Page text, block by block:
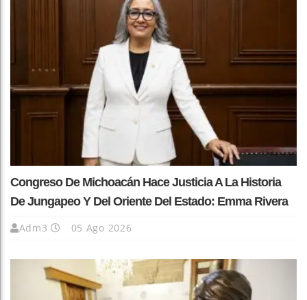
Congreso De Michoacán Hace Justicia A La Historia
De Jungapeo Y Del Oriente Del Estado: Emma Rivera
Adm3 05 Ago 2026